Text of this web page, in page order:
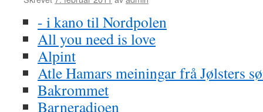
- i kano til Nordpolen
All you need is love
Alpint
Atle Hamars meiningar frå Jølsters
Bakrommet
Barneradioen